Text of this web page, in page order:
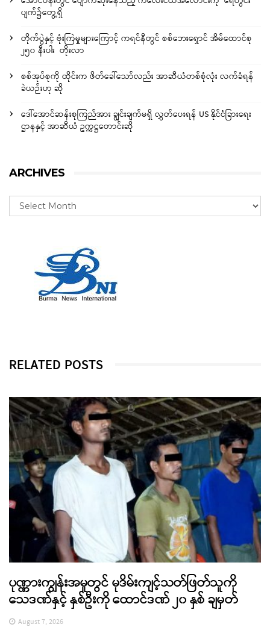
ပျက်၌တွေ့ရှိ
တိုက်ပွဲနှင့် ဗုံးကြဲမှုများကြောင့် ကရင်နီတွင် စစ်ဘေးရှောင် အိမ်ထောင်စု
၂၅၀ နီးပါး တိုးလာ
စစ်အုပ်စုကို ထိုင်းက ဖိတ်ခေါ်သော်လည်း အာဆီယံတစ်စုံလုံး လက်ခံရန်
ခဲယဉ်းဟု ဆို
ဒေါ်အောင်ဆန်းစုကြည်အား ချွင်းချက်မရှိ လွှတ်ပေးရန် US နိုင်ငံခြားရေး
ဌာနနှင့် အာဆီယံ ဥက္ကဋ္ဌတောင်းဆို
ARCHIVES
RELATED POSTS
ပုဏ္ဏားကျွန်းအမှုတွင် မုဒိမ်းကျင့်သတ်ဖြတ်သူကို
သေဒဏ်နှင့် နှစ်ဦးကို ထောင်ဒဏ် ၂၀ နှစ် ချမှတ်
August 7, 2026